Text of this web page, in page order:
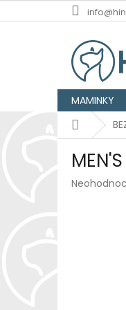
na
MAMINKY
Domů
Průměrné